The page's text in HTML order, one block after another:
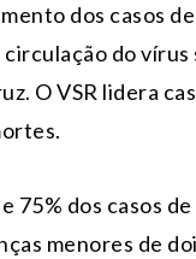
dos casos
do
O VSR lidera
75% dos casos
menores de